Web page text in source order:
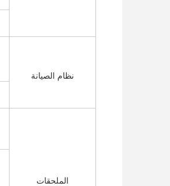
نظام الصيانة
الملحقات